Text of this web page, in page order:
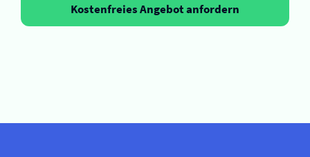
Kostenfreies Angebot anfordern